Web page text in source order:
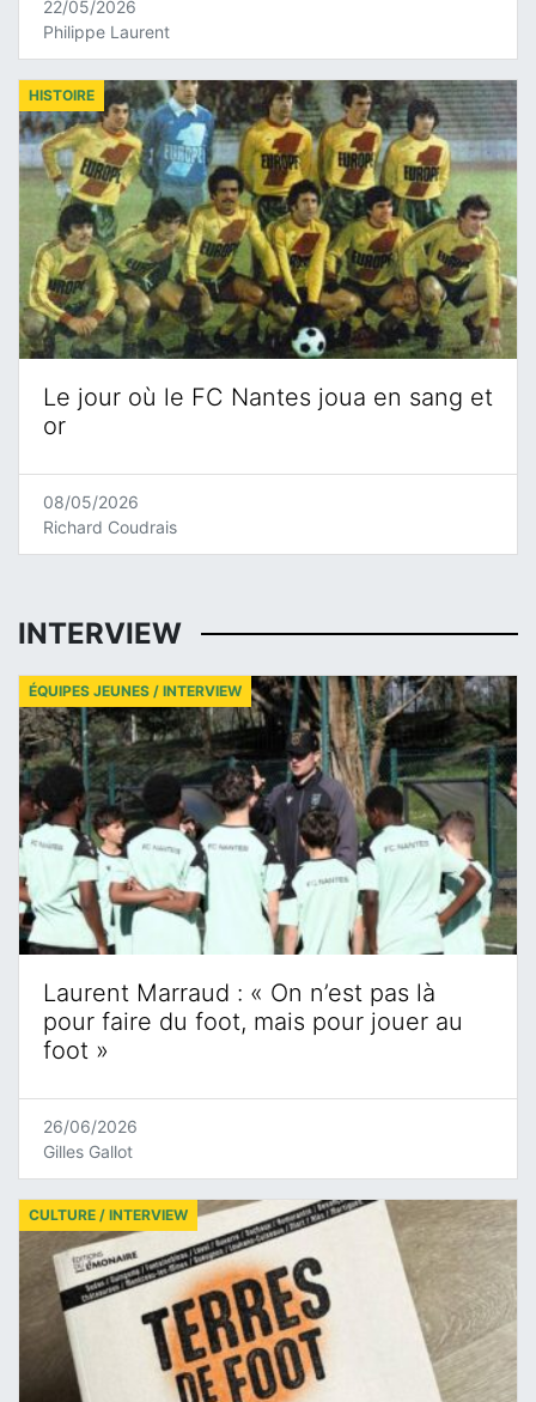
22/05/2026
Philippe Laurent
Le jour où le FC Nantes joua en sang et
or
HISTOIRE
08/05/2026
Richard Coudrais
INTERVIEW
Laurent Marraud : « On n’est pas là
pour faire du foot, mais pour jouer au
foot »
ÉQUIPES JEUNES / INTERVIEW
26/06/2026
Gilles Gallot
CULTURE / INTERVIEW